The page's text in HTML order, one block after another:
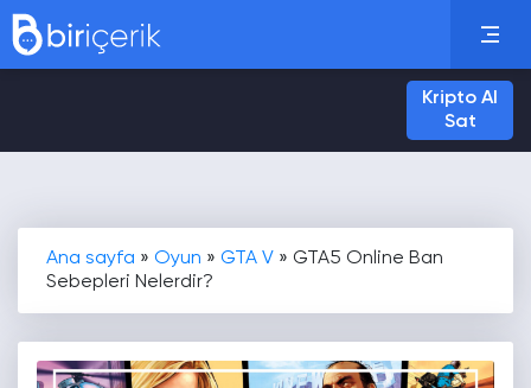
Kripto Al
Sat
Ana sayfa » Oyun » GTA V » GTA5 Online Ban
Sebepleri Nelerdir?